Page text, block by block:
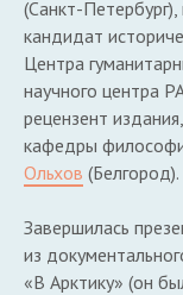
(Санкт-
кандидат
Центра
научного центра
рецензент
кафедры
Ольхов (Белгород).
Завершилась
из
«В Арктику» (он